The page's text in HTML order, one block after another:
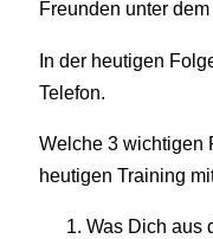
Freunden unter
In der heutigen
Telefon.
Welche 3 wichtigen
heutigen Training
Was Dich aus